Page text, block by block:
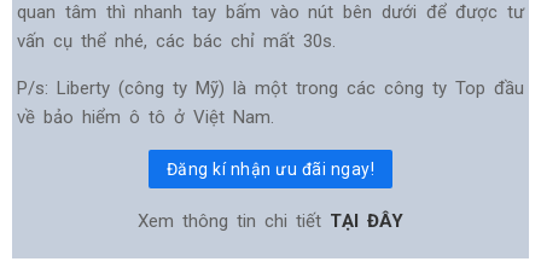
quan tâm thì nhanh tay bấm vào nút bên dưới để được tư
vấn cụ thể nhé, các bác chỉ mất 30s.
P/s: Liberty (công ty Mỹ) là một trong các công ty Top đầu
về bảo hiểm ô tô ở Việt Nam.
Đăng kí nhận ưu đãi ngay!
Xem thông tin chi tiết TẠI ĐÂY